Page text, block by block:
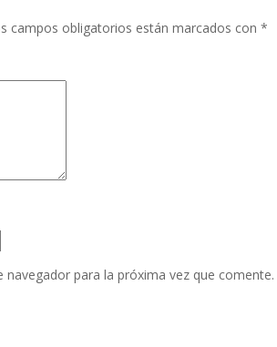
campos obligatorios están marcados con *
para la próxima vez que comente.